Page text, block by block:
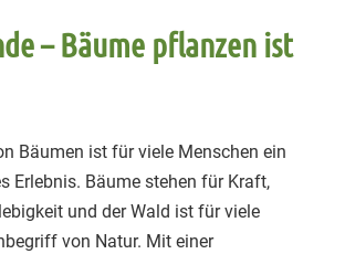
– Bäume pflanzen ist
Bäumen ist für viele Menschen ein
Erlebnis. Bäume stehen für Kraft,
und der Wald ist für viele
von Natur. Mit einer